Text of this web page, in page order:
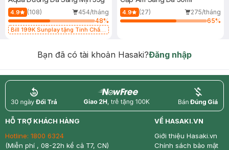
4.9 (108)
454/tháng
48%
Bill 199K Sunplay tặng Tinh Chất
4.9 (27)
275/tháng
65%
Bạn đã có tài khoản Hasaki?Đăng nhập
return nowfree price
HỖ TRỢ KHÁCH HÀNG
Hotline: 1800 6324
(Miễn phí , 08-22h kể cả T7, CN)
VỀ HASAKI.VN
Giới thiệu Hasaki.vn
Chính sách bảo mật